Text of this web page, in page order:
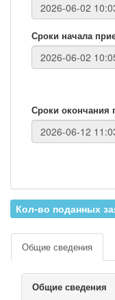
Сроки начала
Сроки окончания
Кол-во поданных
Общие сведения
Общие сведения